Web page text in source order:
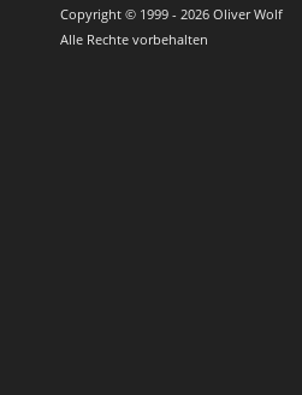
Copyright © 1999 - 2026 Oliver Wolf
Alle Rechte vorbehalten